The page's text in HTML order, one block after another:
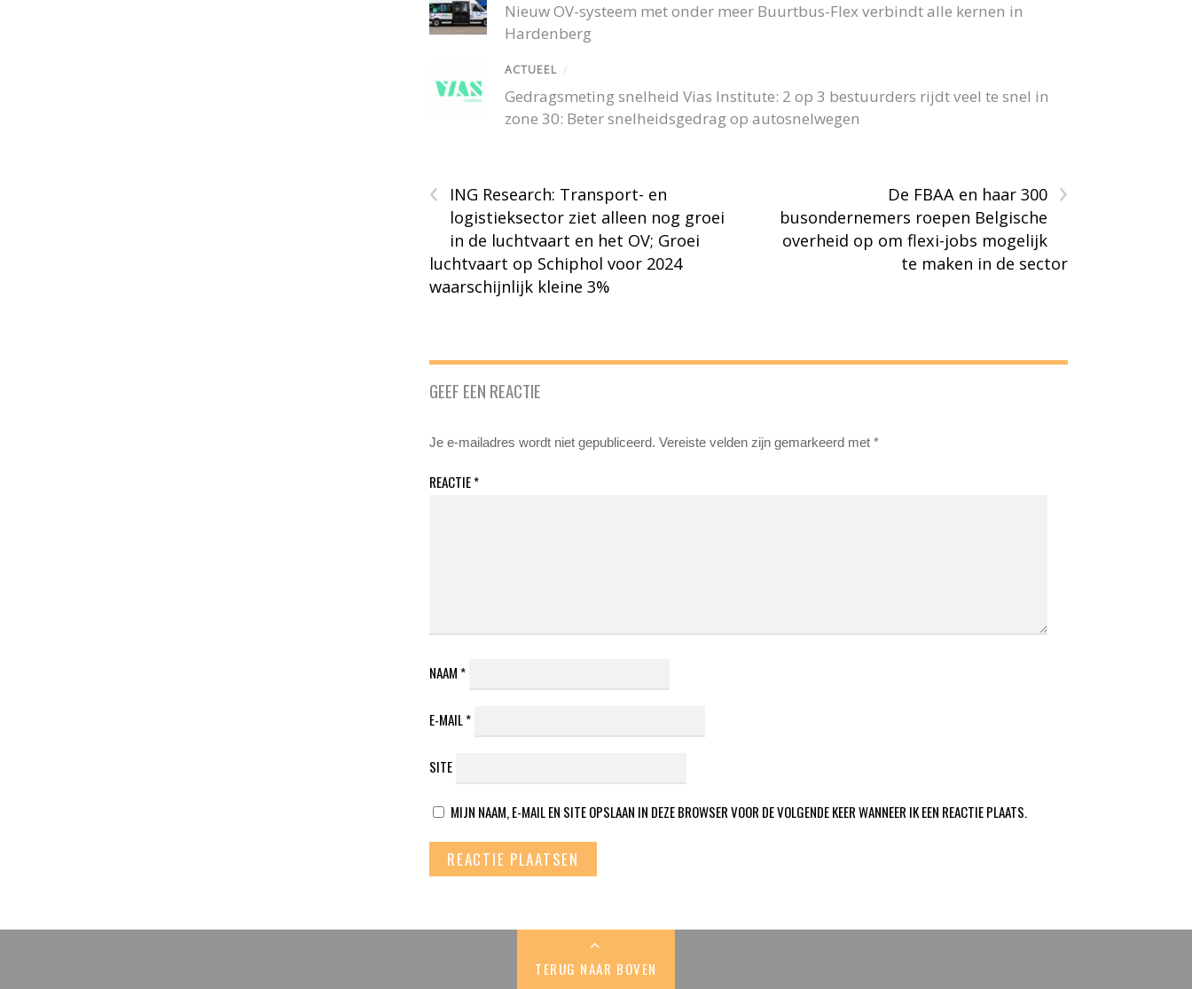
Nieuw OV-systeem met onder meer Buurtbus-Flex verbindt alle kernen in
Hardenberg
ACTUEEL /
Gedragsmeting snelheid Vias Institute: 2 op 3 bestuurders rijdt veel te snel in
zone 30: Beter snelheidsgedrag op autosnelwegen
‹
ING Research: Transport- en
logistieksector ziet alleen nog groei
in de luchtvaart en het OV; Groei
luchtvaart op Schiphol voor 2024
waarschijnlijk kleine 3%
›
De FBAA en haar 300
busondernemers roepen Belgische
overheid op om flexi-jobs mogelijk
te maken in de sector
GEEF EEN REACTIE
Je e-mailadres wordt niet gepubliceerd. Vereiste velden zijn gemarkeerd met*
REACTIE*
NAAM *
E-MAIL*
SITE
MIJN NAAM, E-MAIL EN SITE OPSLAAN IN DEZE BROWSER VOOR DE VOLGENDE KEER WANNEER IK EEN REACTIE PLAATS.
TERUG NAAR BOVEN